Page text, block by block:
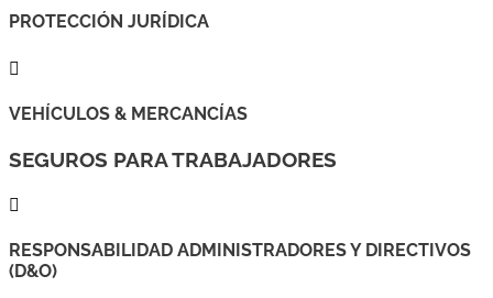
PROTECCIÓN JURÍDICA

VEHÍCULOS & MERCANCÍAS
SEGUROS PARA TRABAJADORES

RESPONSABILIDAD ADMINISTRADORES Y DIRECTIVOS
(D&O)